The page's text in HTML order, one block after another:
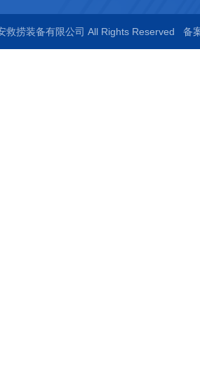
救捞装备有限公司 All Rights Reserved 备